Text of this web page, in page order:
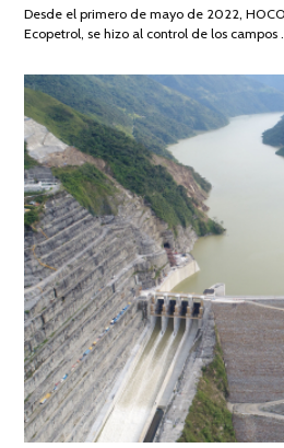
2026
Desde el primero de mayo de 2022,
Ecopetrol, se hizo al control de los campos